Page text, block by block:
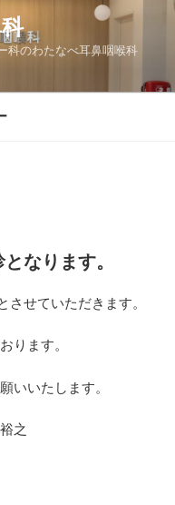
科のわたなべ耳鼻咽喉科
なります。
させていただきます。
ります。
いいたします。
之